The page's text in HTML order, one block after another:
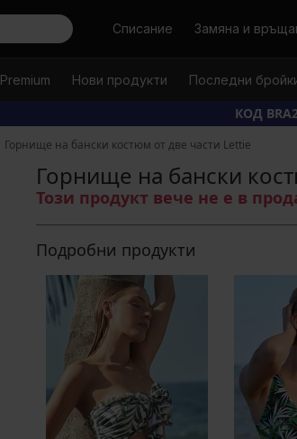
ТърсиСписание Замяна и
Premium Нови продукти Последни
КОД
Горнище на бански костюм от две части Lettie
Горнище на бански
Този продукт вече не е в
Подробни продукти